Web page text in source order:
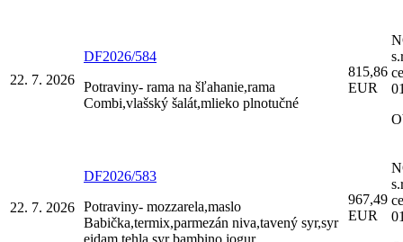
22. 7. 2026
DF2026/584
Potraviny- rama na šľahanie,rama
Combi,vlašský šalát,mlieko plnotučné
815,86
EUR
22. 7. 2026
DF2026/583
Potraviny- mozzarela,maslo
Babička,termix,parmezán niva,tavený syr,syr
eidam tehla,syr bambino,jogur
967,49
EUR